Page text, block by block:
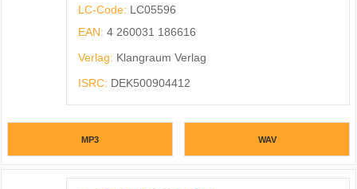
LC-Code: LC05596
EAN: 4 260031 186616
Verlag: Klangraum Verlag
ISRC: DEK500904412
MP3 WAV